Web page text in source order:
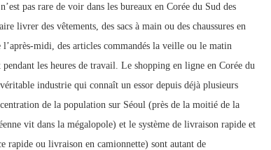
pas rare de voir dans les bureaux en Corée du Sud des
livrer des vêtements, des sacs à main ou des chaussures en
midi, des articles commandés la veille ou le matin
pendant les heures de travail. Le shopping en ligne en Corée du
véritable industrie qui connaît un essor depuis déjà plusieurs
de la population sur Séoul (près de la moitié de la
vit dans la mégalopole) et le système de livraison rapide et
rapide ou livraison en camionnette) sont autant de